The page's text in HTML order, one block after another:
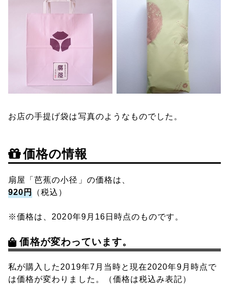
お店の手提げ袋は写真のようなものでした。
価格の情報
扇屋「芭蕉の小径」の価格は、
920円 （税込）
※価格は、2020年9月16日時点のものです。
価格が変わっています。
私が購入した2019年7月当時と現在2020年9月時点で
は価格が変わりました。（価格は税込み表記）